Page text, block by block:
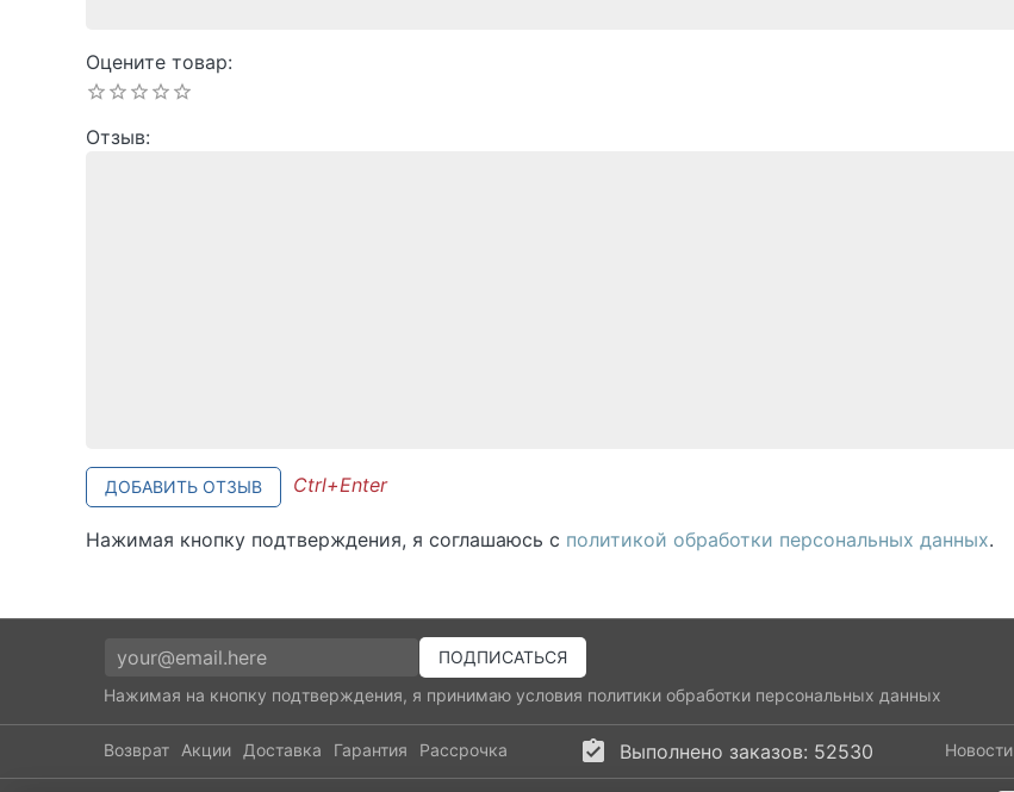
Оцените товар
Отзыв
ДОБАВИТЬ ОТЗЫВ Ctrl+Enter
Нажимая кнопку подтверждения, я соглашаюсь с политикой обработки персональных данных.
Нажимая на кнопку подтверждения, я принимаю условия политики обработки персональных данных
Возврат Акции Доставка Гарантия Рассрочка Выполнено заказов: 52530 Новости